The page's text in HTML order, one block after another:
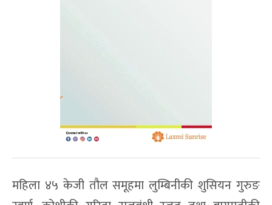
महिला ४५ केजी तौल समूहमा लुम्बिनीकी शुसियन गुरुङ